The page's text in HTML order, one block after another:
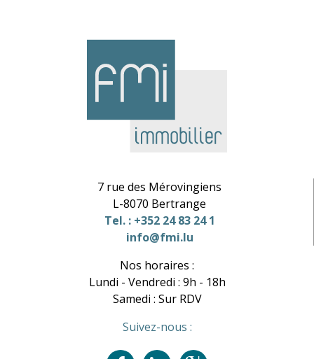
7 rue des Mérovingiens
L-8070 Bertrange
Tel. : +352 24 83 24 1
info@fmi.lu
Nos horaires :
Lundi - Vendredi : 9h - 18h
Samedi : Sur RDV
Suivez-nous :